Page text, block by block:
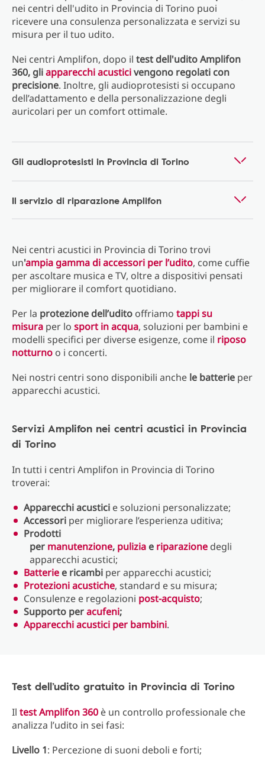
nei centri dell'udito in Provincia di Torino puoi
ricevere una consulenza personalizzata e servizi su
misura per il tuo udito.
Nei centri Amplifon, dopo il test dell'udito Amplifon
360, gliapparecchi acusticivengono regolati con
precisione. Inoltre, gli audioprotesisti si occupano
dell’adattamento e della personalizzazione degli
auricolari per un comfort ottimale.
Gli audioprotesisti in Provincia di Torino
Il servizio di riparazione Amplifon
Nei centri acustici in Provincia di Torino trovi
un'ampia gamma di accessori per l’udito, come cuffie
per ascoltare musica e TV, oltre a dispositivi pensati
per migliorare il comfort quotidiano.
Per la protezione dell’udito offriamo tappi su
misura per lo sport in acqua, soluzioni per bambini e
modelli specifici per diverse esigenze, come il riposo
notturno o i concerti.
Nei nostri centri sono disponibili anche le batterie per
apparecchi acustici.
Servizi Amplifon nei centri acustici in Provincia
di Torino
In tutti i centri Amplifon in Provincia di Torino
troverai:
Apparecchi acustici e soluzioni personalizzate;
Accessori per migliorare l’esperienza uditiva;
Prodotti
per manutenzione, pulizia e riparazione degli
apparecchi acustici;
Batterie e ricambi per apparecchi acustici;
Protezioni acustiche, standard e su misura;
Consulenze e regolazioni post-acquisto;
Supporto peracufeni;
Apparecchi acustici per bambini.
Test dell’udito gratuito in Provincia di Torino
Il test Amplifon 360 è un controllo professionale che
analizza l’udito in sei fasi:
Livello 1: Percezione di suoni deboli e forti;